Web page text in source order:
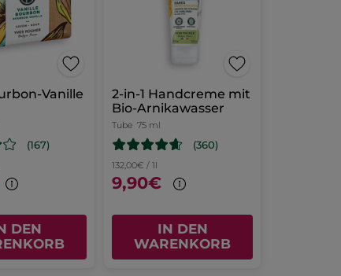
Vanille
(167)
DEN
2-in-1 Handcreme mit
Bio-Arnikawasser
Tube 75 ml
(360)
132,00€ / 1l
9,90€
IN DEN
WARENKORB